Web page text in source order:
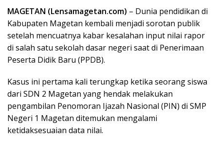
MAGETAN (Lensamagetan.com) – Dunia pendidikan di
Kabupaten Magetan kembali menjadi sorotan publik
setelah mencuatnya kabar kesalahan input nilai rapor
di salah satu sekolah dasar negeri saat di Penerimaan
Peserta Didik Baru (PPDB).
Kasus ini pertama kali terungkap ketika seorang siswa
dari SDN 2 Magetan yang hendak melakukan
pengambilan Penomoran Ijazah Nasional (PIN) di SMP
Negeri 1 Magetan ditemukan mengalami
ketidaksesuaian data nilai.